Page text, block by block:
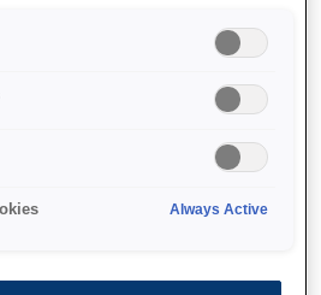
easier
Always Active